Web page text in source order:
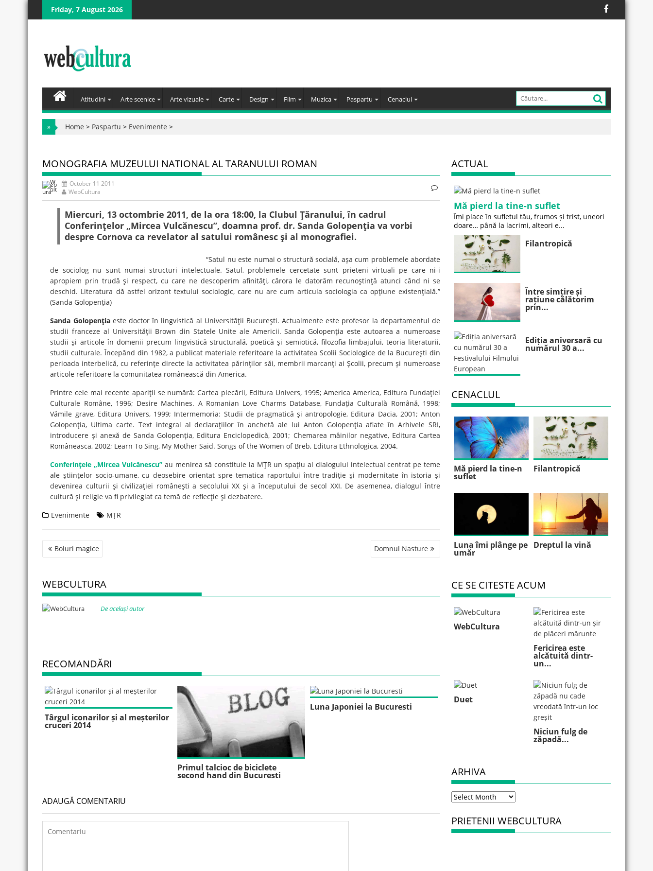
Skip
Friday, 7 August 2026
Atitudini Arte scenice Arte vizuale Carte Design Film Muzica Paspartu Cenaclul
» Home > Paspartu > Evenimente >
MONOGRAFIA MUZEULUI NATIONAL AL TARANULUI ROMAN
October 11 2011
WebCultura
Miercuri, 13 octombrie 2011, de la ora 18:00, la Clubul Ţăranului, în cadrul
Conferinţelor „Mircea Vulcănescu”, doamna prof. dr. Sanda Golopenţia va vorbi
despre Cornova ca revelator al satului românesc şi al monografiei.
“Satul nu este numai o structură socială, aşa cum problemele abordate
de sociolog nu sunt numai structuri intelectuale. Satul, problemele cercetate sunt prieteni virtuali pe care ni-i
apropiem prin trudă şi respect, cu care ne descoperim afinităţi, cărora le datorăm recunoştinţă atunci când ni se
deschid. Literatura dă astfel orizont textului sociologic, care nu are cum articula sociologia ca opţiune existenţială.”
(Sanda Golopenţia)
Sanda Golopenţiaeste doctor în lingvistică al Universităţii Bucureşti. Actualmente este profesor la departamentul de
studii franceze al Universităţii Brown din Statele Unite ale Americii. Sanda Golopenţia este autoarea a numeroase
studii şi articole în domenii precum lingvistică structurală, poetică şi semiotică, filozofia limbajului, teoria literaturii,
studii culturale. Începând din 1982, a publicat materiale referitoare la activitatea Scolii Sociologice de la Bucureşti din
perioada interbelică, cu referinţe directe la activitatea părinţilor săi, membrii marcanţi ai Şcolii, precum şi numeroase
articole referitoare la comunitatea românească din America.
Printre cele mai recente apariţii se numără: Cartea plecării, Editura Univers, 1995; America America, Editura Fundaţiei
Culturale Române, 1996; Desire Machines. A Romanian Love Charms Database, Fundaţia Culturală Română, 1998;
Vămile grave, Editura Univers, 1999; Intermemoria: Studii de pragmatică şi antropologie, Editura Dacia, 2001; Anton
Golopenţia, Ultima carte. Text integral al declaraţiilor în anchetă ale lui Anton Golopenţia aflate în Arhivele SRI,
introducere şi anexă de Sanda Golopenţia, Editura Enciclopedică, 2001; Chemarea mâinilor negative, Editura Cartea
Româneasca, 2002; Learn To Sing, My Mother Said. Songs of the Women of Breb, Editura Ethnologica, 2004.
Conferinţele „Mircea Vulcănescu”au menirea să constituie la MŢR un spaţiu al dialogului intelectual centrat pe teme
ale ştiinţelor socio-umane, cu deosebire orientat spre tematica raportului între tradiţie şi modernitate în istoria şi
devenirea culturii şi civilizaţiei româneşti a secolului XX şi a începutului de secol XXI. De asemenea, dialogul între
cultură şi religie va fi privilegiat ca temă de reflecţie şi dezbatere.
Evenimente
MȚR
Post
navigation
Boluri magice Domnul Nasture
WEBCULTURA
De același autor
RECOMANDĂRI
Târgul iconarilor și al meșterilor
cruceri 2014
Primul talcioc de biciclete
second hand din Bucuresti
Luna Japoniei la Bucuresti
ADAUGĂ COMENTARIU
ACTUAL
Mă pierd la tine-n suflet
Îmi place în sufletul tău, frumos și trist, uneori
doare… până la lacrimi, alteori e...
Filantropică
Între simțire și
rațiune călătorim
prin...
Ediția aniversară cu
numărul 30 a...
CENACLUL
Mă pierd la tine-n
suflet
Filantropică
Luna îmi plânge pe
umăr
Dreptul la vină
CE SE CITESTE ACUM
WebCultura
Fericirea este
alcătuită dintr-
un...
Duet
Niciun fulg de
zăpadă...
ARHIVA
Arhiva
PRIETENII WEBCULTURA